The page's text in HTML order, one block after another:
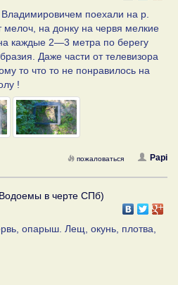
поехали на р.
на донку на червя мелкие
каждые 2—3 метра по берегу
Даже части от телевизора
то что то не понравилось на
!
Papi
пожаловаться
в черте СПб)
опарыш. Лещ, окунь, плотва,